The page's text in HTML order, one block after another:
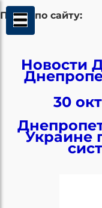
Поиск по сайту:
Новости
30
Украине